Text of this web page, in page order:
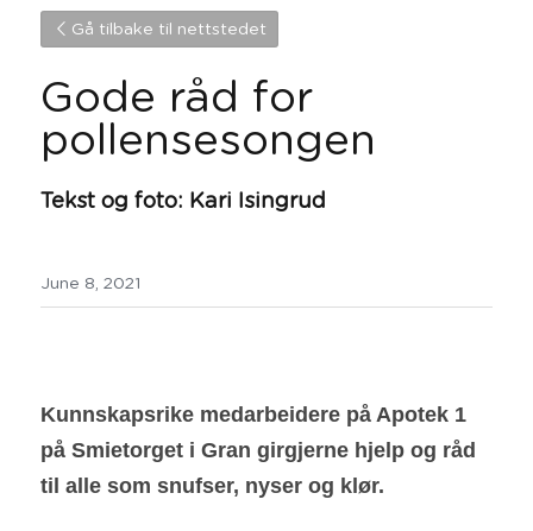
Gå tilbake til nettstedet
Gode råd for
pollensesongen
Tekst og foto: Kari Isingrud
June 8, 2021
Kunnskapsrike medarbeidere på Apotek 1
på Smietorget i Gran girgjerne hjelp og råd
til alle som snufser, nyser og klør.